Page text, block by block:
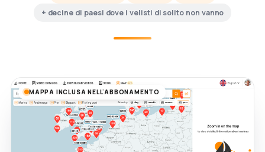
+ decine di paesi dove i velisti di solito non vanno
MAPPA INCLUSA NELL'ABBONAMENTO